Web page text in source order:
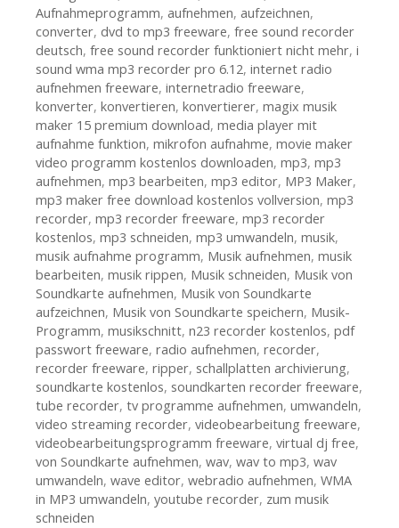
Aufnahmeprogramm, aufnehmen, aufzeichnen,
converter, dvd to mp3 freeware, free sound recorder
deutsch, free sound recorder funktioniert nicht mehr, i
sound wma mp3 recorder pro 6.12, internet radio
aufnehmen freeware, internetradio freeware,
konverter, konvertieren, konvertierer, magix musik
maker 15 premium download, media player mit
aufnahme funktion, mikrofon aufnahme, movie maker
video programm kostenlos downloaden, mp3, mp3
aufnehmen, mp3 bearbeiten, mp3 editor, MP3 Maker,
mp3 maker free download kostenlos vollversion, mp3
recorder, mp3 recorder freeware, mp3 recorder
kostenlos, mp3 schneiden, mp3 umwandeln, musik,
musik aufnahme programm, Musik aufnehmen, musik
bearbeiten, musik rippen, Musik schneiden, Musik von
Soundkarte aufnehmen, Musik von Soundkarte
aufzeichnen, Musik von Soundkarte speichern, Musik-
Programm, musikschnitt, n23 recorder kostenlos, pdf
passwort freeware, radio aufnehmen, recorder,
recorder freeware, ripper, schallplatten archivierung,
soundkarte kostenlos, soundkarten recorder freeware,
tube recorder, tv programme aufnehmen, umwandeln,
video streaming recorder, videobearbeitung freeware,
videobearbeitungsprogramm freeware, virtual dj free,
von Soundkarte aufnehmen, wav, wav to mp3, wav
umwandeln, wave editor, webradio aufnehmen, WMA
in MP3 umwandeln, youtube recorder, zum musik
schneiden